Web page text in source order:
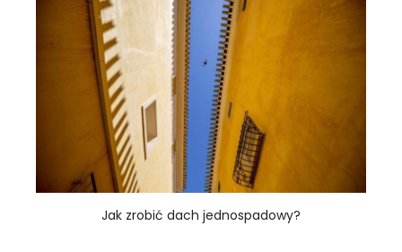
Jak zrobić dach jednospadowy?